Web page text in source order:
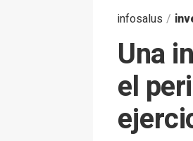
infosalus /
Una
el